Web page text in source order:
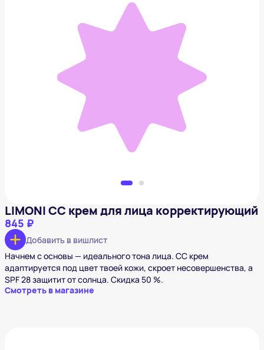
LIMONI CC крем для лица корректирующий
LIMONI CC крем для лица корректирующий
845 ₽
Добавить в вишлист
Начнем с основы — идеального тона лица. СС крем
адаптируется под цвет твоей кожи, скроет несовершенства, а
SPF 28 защитит от солнца. Скидка 50 %.
Смотреть в магазине